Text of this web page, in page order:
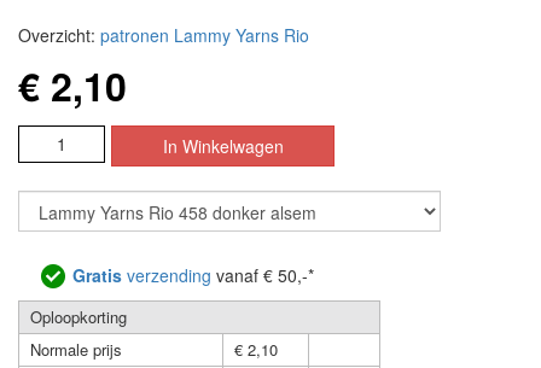
Overzicht: patronen Lammy Yarns Rio
€ 2,10
Gratis verzending vanaf € 50,-*
Oploopkorting
Normale prijs
€ 2,10